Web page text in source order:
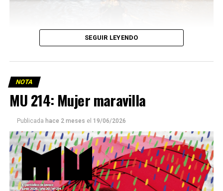
Este número 215 de MU ☝️viene con doble tapa, que
podría ser una frase:
Sin chamuyo, a remarla.
SEGUIR LEYENDO
NOTA
MU 214: Mujer maravilla
Publicada hace 2 meses el 19/06/2026